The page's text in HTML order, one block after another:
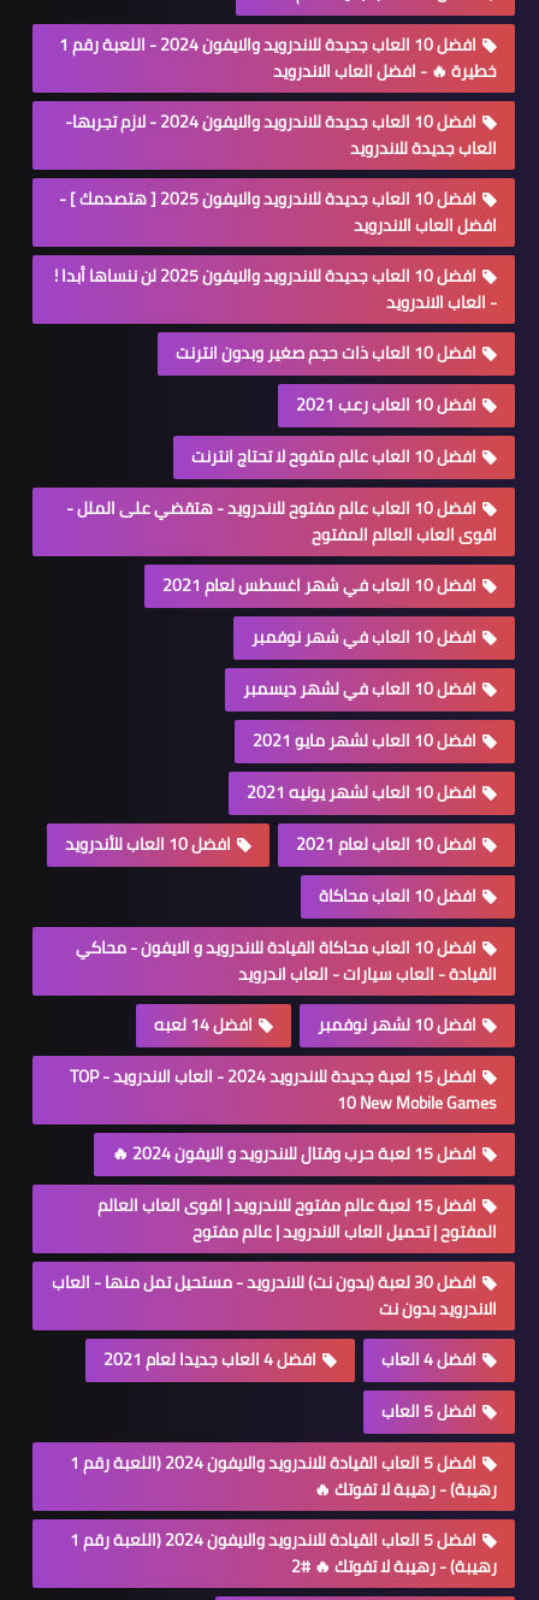
افضل 10 العاب جديدة للاندرويد والايفون 2024 - اللعبة رقم 1
خطيرة 🔥 - افضل العاب الاندرويد
افضل 10 العاب جديدة للاندرويد والايفون 2024 - لازم تجربها-
العاب جديدة للاندرويد
افضل 10 العاب جديدة للاندرويد والايفون 2025 [ هتصدمك ] -
افضل العاب الاندرويد
افضل 10 العاب جديدة للاندرويد والايفون 2025 لن ننساها أبدا !
- العاب الاندرويد
افضل 10 العاب ذات حجم صغير وبدون انترنت
افضل 10 العاب رعب 2021
افضل 10 العاب عالم متفوح لا تحتاج انترنت
افضل 10 العاب عالم مفتوح للاندرويد - هتقضي على الملل -
اقوى العاب العالم المفتوح
افضل 10 العاب في شهر اغسطس لعام 2021
افضل 10 العاب في شهر نوفمبر
افضل 10 العاب في لشهر ديسمبر
افضل 10 العاب لشهر مايو 2021
افضل 10 العاب لشهر يونيه 2021
افضل 10 العاب لعام 2021
افضل 10 العاب للأندرويد
افضل 10 العاب محاكاة
افضل 10 العاب محاكاة القيادة للاندرويد و الايفون - محاكي
القيادة - العاب سيارات - العاب اندرويد
افضل 10 لشهر نوفمبر
افضل 14 لعبه
افضل 15 لعبة جديدة للاندرويد 2024 - العاب الاندرويد - TOP
10 New Mobile Games
افضل 15 لعبة حرب وقتال للاندرويد و الايفون 2024 🔥
افضل 15 لعبة عالم مفتوح للاندرويد | اقوى العاب العالم
المفتوح | تحميل العاب الاندرويد | عالم مفتوح
افضل 30 لعبة (بدون نت) للاندرويد - مستحيل تمل منها - العاب
الاندرويد بدون نت
افضل 4 العاب
افضل 4 العاب جديدا لعام 2021
افضل 5 العاب
افضل 5 العاب القيادة للاندرويد والايفون 2024 (اللعبة رقم 1
رهيبة) - رهيبة لا تفوتك 🔥
افضل 5 العاب القيادة للاندرويد والايفون 2024 (اللعبة رقم 1
رهيبة) - رهيبة لا تفوتك 🔥 #2